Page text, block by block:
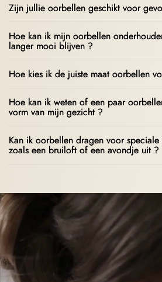
Zijn jullie oorbellen geschikt voor
Hoe kan ik mijn oorbellen
langer mooi blijven ?
Hoe kies ik de juiste maat oorbellen
Hoe kan ik weten of een paar
vorm van mijn gezicht ?
Kan ik oorbellen dragen voor
zoals een bruiloft of een avondje uit ?